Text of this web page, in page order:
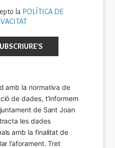
la POLÍTICA DE
amb la normativa de
de dades, t’informem
de Sant Joan
les dades
amb la finalitat de
l’aforament. Tret